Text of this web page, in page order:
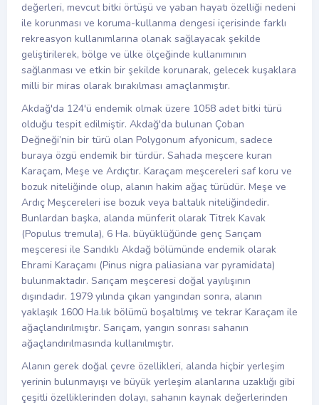
değerleri, mevcut bitki örtüşü ve yaban hayatı özelliği nedeni
ile korunması ve koruma-kullanma dengesi içerisinde farklı
rekreasyon kullanımlarına olanak sağlayacak şekilde
geliştirilerek, bölge ve ülke ölçeğinde kullanımının
sağlanması ve etkin bir şekilde korunarak, gelecek kuşaklara
milli bir miras olarak bırakılması amaçlanmıştır.
Akdağ'da 124'ü endemik olmak üzere 1058 adet bitki türü
olduğu tespit edilmiştir. Akdağ'da bulunan Çoban
Değneği’nin bir türü olan Polygonum afyonicum, sadece
buraya özgü endemik bir türdür. Sahada meşcere kuran
Karaçam, Meşe ve Ardıçtır. Karaçam meşcereleri saf koru ve
bozuk niteliğinde olup, alanın hakim ağaç türüdür. Meşe ve
Ardıç Meşcereleri ise bozuk veya baltalık niteliğindedir.
Bunlardan başka, alanda münferit olarak Titrek Kavak
(Populus tremula), 6 Ha. büyüklüğünde genç Sarıçam
meşceresi ile Sandıklı Akdağ bölümünde endemik olarak
Ehrami Karaçamı (Pinus nigra paliasiana var pyramidata)
bulunmaktadır. Sarıçam meşceresi doğal yayılışının
dışındadır. 1979 yılında çıkan yangından sonra, alanın
yaklaşık 1600 Ha.lık bölümü boşaltılmış ve tekrar Karaçam ile
ağaçlandırılmıştır. Sarıçam, yangın sonrası sahanın
ağaçlandırılmasında kullanılmıştır.
Alanın gerek doğal çevre özellikleri, alanda hiçbir yerleşim
yerinin bulunmayışı ve büyük yerleşim alanlarına uzaklığı gibi
çeşitli özelliklerinden dolayı, sahanın kaynak değerlerinden